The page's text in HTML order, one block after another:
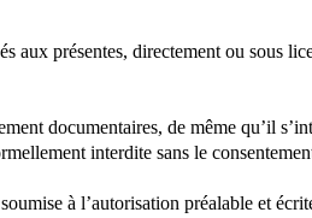
aux présentes, directement ou sous
documentaires, de même qu’il
interdite sans le
à l’autorisation préalable et